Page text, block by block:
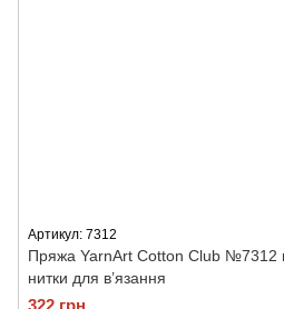
Артикул: 7312
Пряжа YarnArt Cotton Club №7312
нитки для в’язання
322 грн